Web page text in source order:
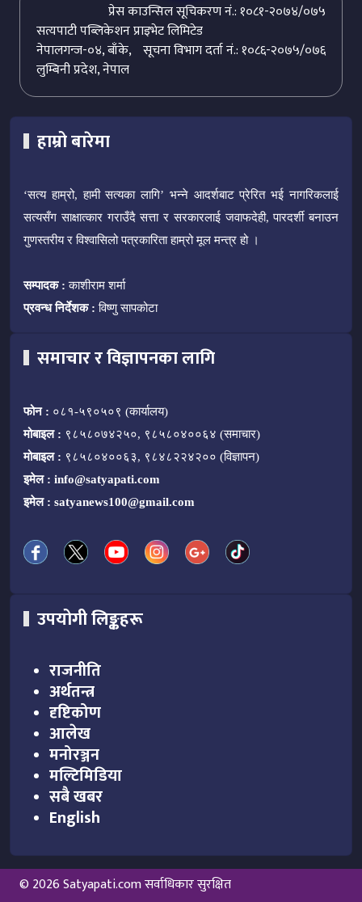
प्रेस काउन्सिल सूचिकरण नं.: १०८१-२०७४/०७५
सत्यपाटी पब्लिकेशन प्राइभेट लिमिटेड
सूचना विभाग दर्ता नं.: १०८६-२०७५/०७६
नेपालगन्ज-०४, बाँके,
लुम्बिनी प्रदेश, नेपाल
हाम्रो बारेमा
‘सत्य हाम्रो, हामी सत्यका लागि’ भन्ने आदर्शबाट प्रेरित भई नागरिकलाई
सत्यसँग साक्षात्कार गराउँदै सत्ता र सरकारलाई जवाफदेही, पारदर्शी बनाउन
गुणस्तरीय र विश्वासिलो पत्रकारिता हाम्रो मूल मन्त्र हो ।
सम्पादक : काशीराम शर्मा
प्रवन्ध निर्देशक : विष्णु सापकोटा
समाचार र विज्ञापनका लागि
फोन : ०८१-५९०५०९ (कार्यालय)
मोबाइल : ९८५८०७४२५०, ९८५८०४००६४ (समाचार)
मोबाइल : ९८५८०४००६३, ९८४८२२४२०० (विज्ञापन)
इमेल : info@satyapati.com
इमेल : satyanews100@gmail.com
उपयोगी लिङ्कहरू
राजनीति
अर्थतन्त्र
दृष्टिकोण
आलेख
मनोरञ्जन
मल्टिमिडिया
सबै खबर
English
© 2026 Satyapati.com सर्वाधिकार सुरक्षित